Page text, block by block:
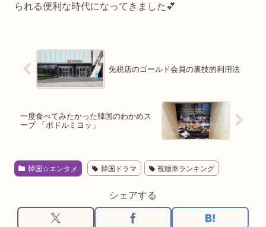
られる便利な時代になってきました💕
免税店のゴールド会員の裏技的利用法
一度食べてみたかった韓国のわかめス
ープ 「ポドルミヨッ」
韓国☆エンタメ 韓国ドラマ 視聴率ランキング
シェアする